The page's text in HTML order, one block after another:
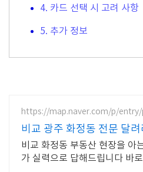
4. 카드 선택 시 고려 사항
5. 추가 정보
https://map.naver.com/p/entry/
비교 광주 화정동 전문 달려
남방 전문부동산에서
비교 화정동 부동산 현장을 아
가 실력으로 답해드립니다 바